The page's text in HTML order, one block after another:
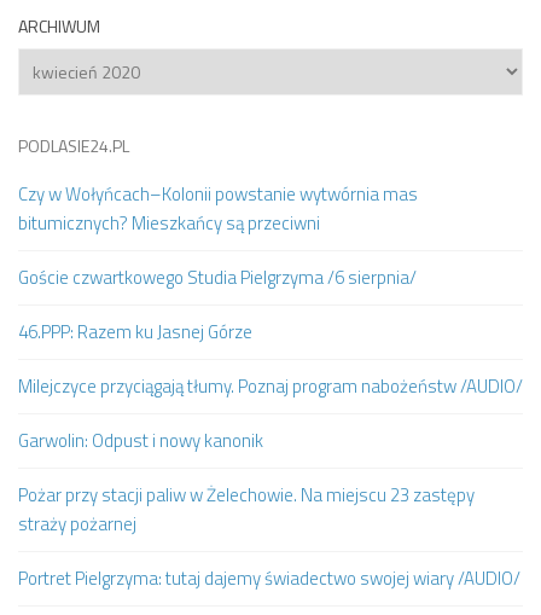
ARCHIWUM
Archiwum
PODLASIE24.PL
Czy w Wołyńcach–Kolonii powstanie wytwórnia mas
bitumicznych? Mieszkańcy są przeciwni
Goście czwartkowego Studia Pielgrzyma /6 sierpnia/
46.PPP: Razem ku Jasnej Górze
Milejczyce przyciągają tłumy. Poznaj program nabożeństw /AUDIO/
Garwolin: Odpust i nowy kanonik
Pożar przy stacji paliw w Żelechowie. Na miejscu 23 zastępy
straży pożarnej
Portret Pielgrzyma: tutaj dajemy świadectwo swojej wiary /AUDIO/